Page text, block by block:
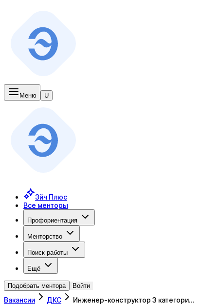
Меню U
Эйч Плюс
Все менторы
Профориентация
Менторство
Поиск работы
Ещё
Подобрать ментора Войти
Вакансии ДКС Инженер-конструктор 3 категори…